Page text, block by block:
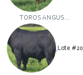
TOROS ANGUS...
Lote #20